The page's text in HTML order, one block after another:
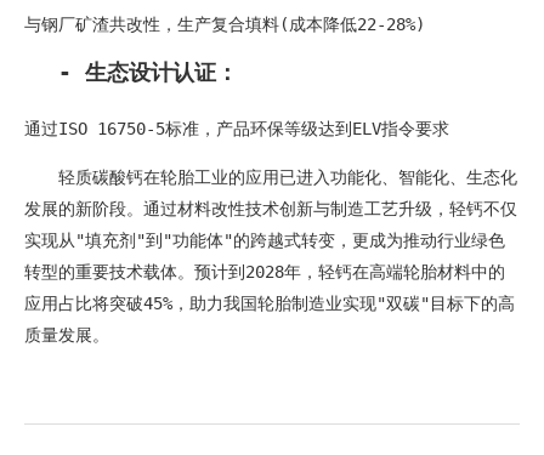
与钢厂矿渣共改性，生产复合填料(成本降低22-28%)
- 生态设计认证：
通过ISO 16750-5标准，产品环保等级达到ELV指令要求
轻质碳酸钙在轮胎工业的应用已进入功能化、智能化、生态化
发展的新阶段。通过材料改性技术创新与制造工艺升级，轻钙不仅
实现从"填充剂"到"功能体"的跨越式转变，更成为推动行业绿色
转型的重要技术载体。预计到2028年，轻钙在高端轮胎材料中的
应用占比将突破45%，助力我国轮胎制造业实现"双碳"目标下的高
质量发展。